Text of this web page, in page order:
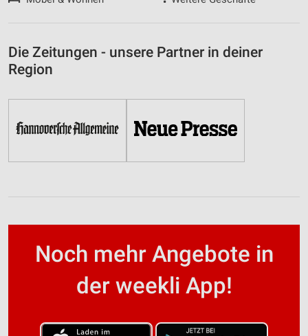
Die Zeitungen - unsere Partner in deiner
Region
Noch mehr Angebote in
der weekli App!